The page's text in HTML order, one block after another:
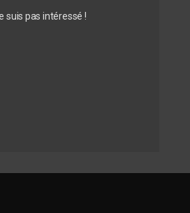
suis pas intéressé !